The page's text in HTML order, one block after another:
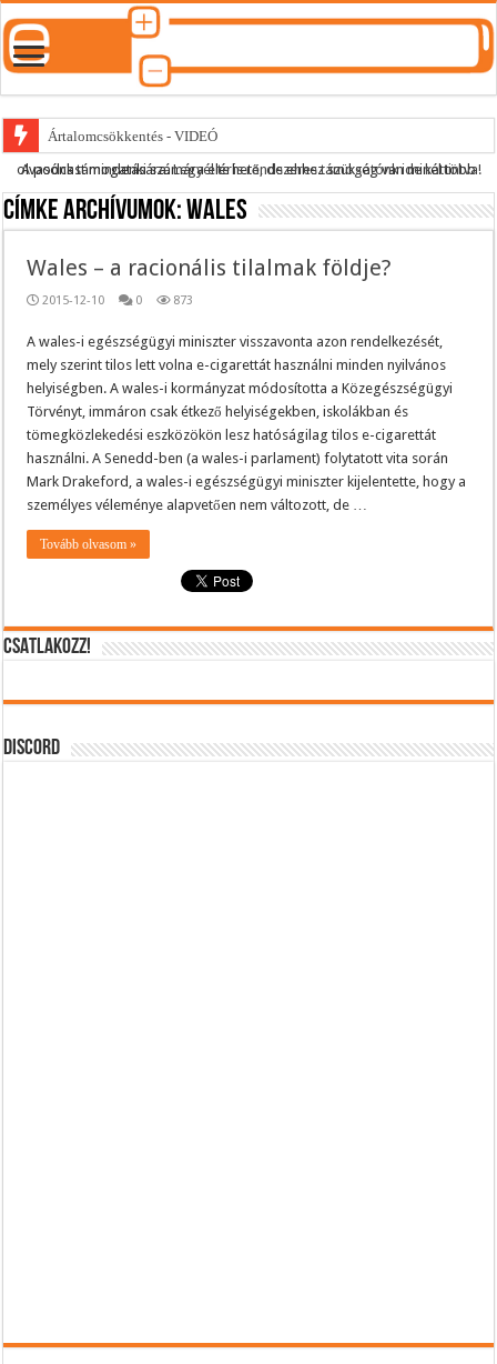
Ártalomcsökkentés - VIDEÓ
E-cigi használati szokások 2.0
Android Podcast alkalmazás letöltése
A podcast mindenki számára elérhető, de ehhez szükség van minél több olvasónk támogatására.Legyél te is rendszeres támogatónk ide kattintva!
Címke archívumok:wales
Wales – a racionális tilalmak földje?
2015-12-10 0 873
A wales-i egészségügyi miniszter visszavonta azon rendelkezését,
mely szerint tilos lett volna e-cigarettát használni minden nyilvános
helyiségben. A wales-i kormányzat módosította a Közegészségügyi
Törvényt, immáron csak étkező helyiségekben, iskolákban és
tömegközlekedési eszközökön lesz hatóságilag tilos e-cigarettát
használni. A Senedd-ben (a wales-i parlament) folytatott vita során
Mark Drakeford, a wales-i egészségügyi miniszter kijelentette, hogy a
személyes véleménye alapvetően nem változott, de …
Tovább olvasom »
CSATLAKOZZ!
DISCORD